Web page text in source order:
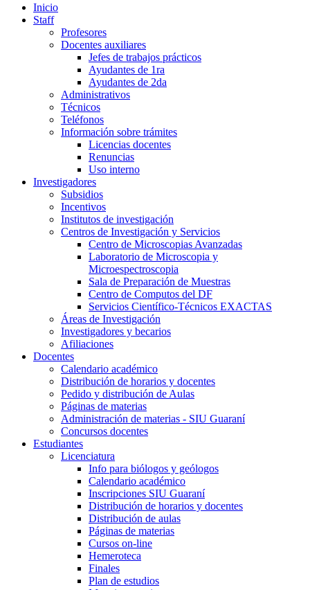
Inicio
Staff
Profesores
Docentes auxiliares
Jefes de trabajos prácticos
Ayudantes de 1ra
Ayudantes de 2da
Administrativos
Técnicos
Teléfonos
Información sobre trámites
Licencias docentes
Renuncias
Uso interno
Investigadores
Subsidios
Incentivos
Institutos de investigación
Centros de Investigación y Servicios
Centro de Microscopias Avanzadas
Laboratorio de Microscopia y
Microespectroscopia
Sala de Preparación de Muestras
Centro de Computos del DF
Servicios Científico-Técnicos EXACTAS
Áreas de Investigación
Investigadores y becarios
Afiliaciones
Docentes
Calendario académico
Distribución de horarios y docentes
Pedido y distribución de Aulas
Páginas de materias
Administración de materias - SIU Guaraní
Concursos docentes
Estudiantes
Licenciatura
Info para biólogos y geólogos
Calendario académico
Inscripciones SIU Guaraní
Distribución de horarios y docentes
Distribución de aulas
Páginas de materias
Cursos on-line
Hemeroteca
Finales
Plan de estudios